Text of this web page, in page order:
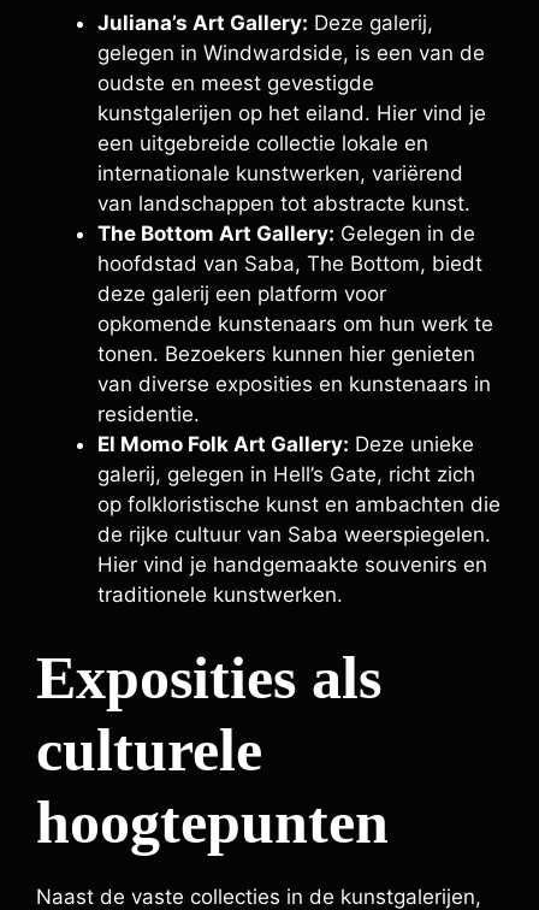
Juliana’s Art Gallery: Deze galerij,
gelegen in Windwardside, is een van de
oudste en meest gevestigde
kunstgalerijen op het eiland. Hier vind je
een uitgebreide collectie lokale en
internationale kunstwerken, variërend
van landschappen tot abstracte kunst.
The Bottom Art Gallery: Gelegen in de
hoofdstad van Saba, The Bottom, biedt
deze galerij een platform voor
opkomende kunstenaars om hun werk te
tonen. Bezoekers kunnen hier genieten
van diverse exposities en kunstenaars in
residentie.
El Momo Folk Art Gallery: Deze unieke
galerij, gelegen in Hell’s Gate, richt zich
op folkloristische kunst en ambachten die
de rijke cultuur van Saba weerspiegelen.
Hier vind je handgemaakte souvenirs en
traditionele kunstwerken.
Exposities als
culturele
hoogtepunten
Naast de vaste collecties in de kunstgalerijen,